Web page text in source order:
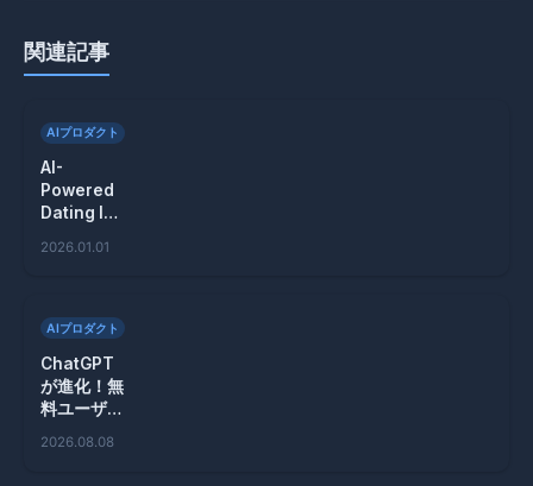
関連記事
AIプロダクト
AI-
Powered
Dating Is
IRL
Future
2026.01.01
AIプロダクト
ChatGPT
が進化！無
料ユーザー
2026.08.08